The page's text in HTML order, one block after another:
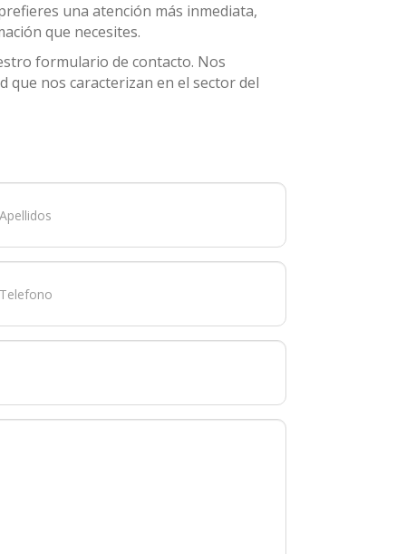
una atención más inmediata,
que necesites.
formulario de contacto. Nos
nos caracterizan en el sector del